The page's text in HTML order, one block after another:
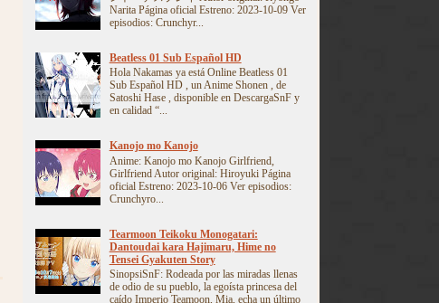
Narita Página oficial Estreno: 2023-10-09 Ver
episodios: Crunchyr...
Beatless 01 Sub Español HD
Hola Nakamas ya está Online Beatless 01
Sub Español HD , un Anime Shonen , de
Satoshi Hase , disponible en DescargaSnF y
en calidad “...
Kanojo mo Kanojo
Anime: Kanojo mo Kanojo Girlfriend,
Girlfriend Autor original: Hiroyuki Página
oficial Estreno: 2023-10-06 Ver episodios:
Crunchyro...
Tearmoon Teikoku Monogatari:
Dantoudai kara Hajimaru, Hime no
Tensei Gyakuten Story
SinopsiSnF: Rodeada por las miradas llenas
de odio de su pueblo, la egoísta princesa del
caído Imperio Teamoon, Mia, echa un último